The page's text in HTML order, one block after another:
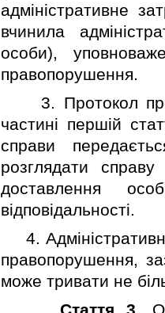
адмiнiстративне
вчинила
особи),
правопорушення.
3. Протокол про
частинi першiй
справи
розглядати
доставлення
вiдповiдальностi.
4.
правопорушення,
може тривати не